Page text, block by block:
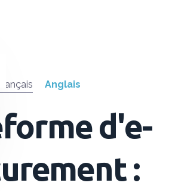
Français Anglais
d'e-
: